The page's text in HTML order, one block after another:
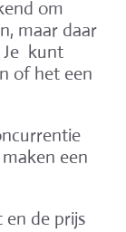
om
maar daar
Je kunt
of het een
een
en de prijs